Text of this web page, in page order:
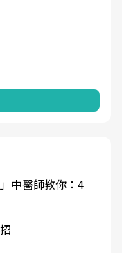
中醫師教你：4